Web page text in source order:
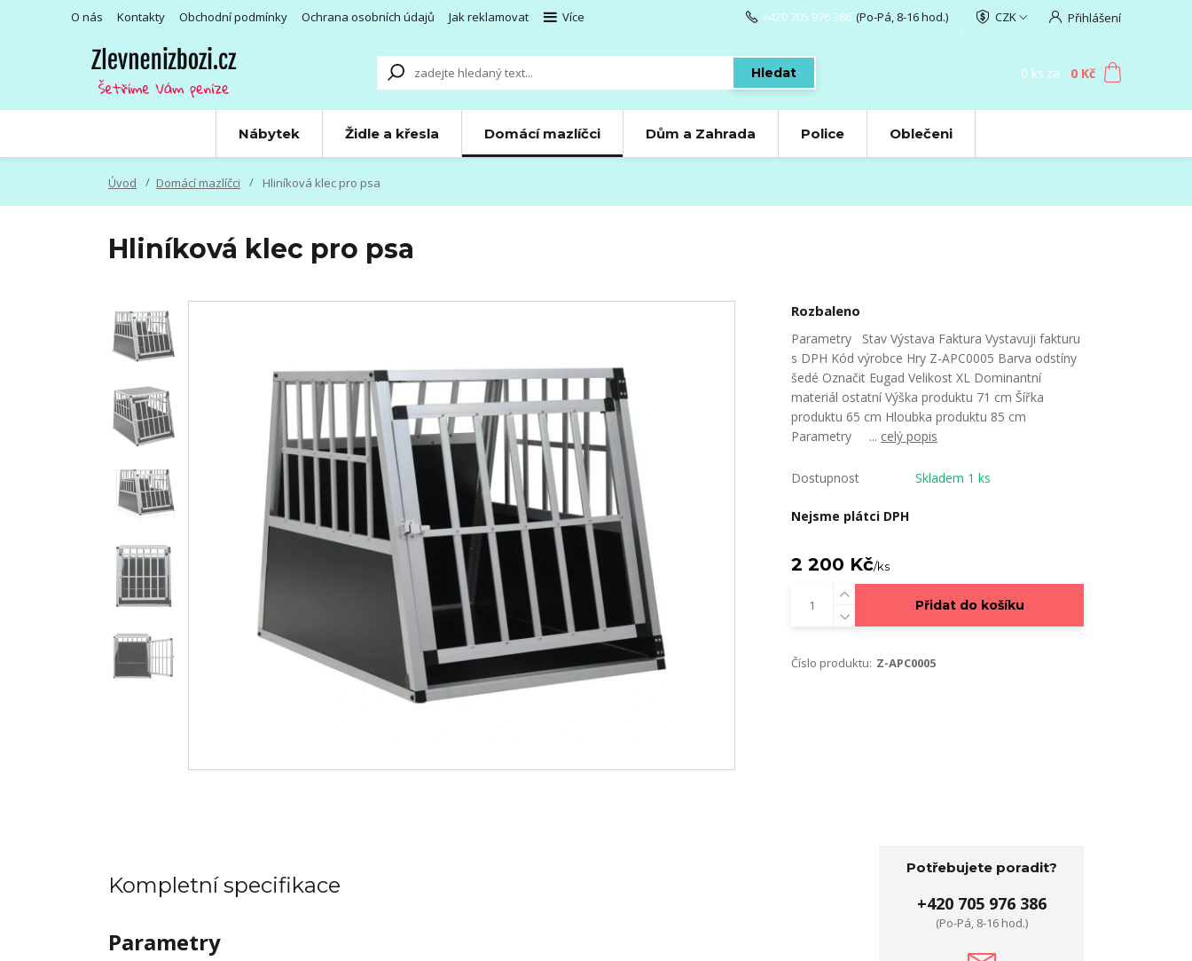
O nás Kontakty Obchodní podmínky Ochrana osobních údajů Jak reklamovat Více CZK Přihlášení
Hledat
+420 705 976 386 (Po-Pá, 8-16 hod.)
0 ks za 0 Kč
Nábytek Židle a křesla Domácí mazlíčci Dům a Zahrada Police Oblečeni
Úvod Domácí mazlíčci Hliníková klec pro psa
Hliníková klec pro psa
Rozbaleno
Parametry Stav Výstava Faktura Vystavuji fakturu
s DPH Kód výrobce Hry Z-APC0005 Barva odstíny
šedé Označit Eugad Velikost XL Dominantní
materiál ostatní Výška produktu 71 cm Šířka
produktu 65 cm Hloubka produktu 85 cm
Parametry ... celý popis
Dostupnost Skladem 1 ks
Nejsme plátci DPH
2 200 Kč/ks
Přidat do košíku
Číslo produktu: Z-APC0005
Kompletní specifikace
Parametry
Potřebujete poradit?
+420 705 976 386
(Po-Pá, 8-16 hod.)